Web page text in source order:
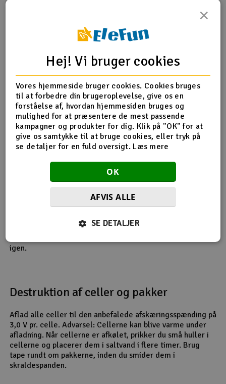
Kombiner aldrig forskellige cellestørrelser eller
kapaciteter i den samme pakke
Tag aldrig batteriet ud af PCM-beskyttelsen, mens
Cellerne må aldrig gå under 3V pr. celle. Et batteri
med 2 celler bør ikke være under 6V og et batteri
med 3 celler bør ikke være under 9V. Dette er
vigtigt ved indstilling af afskæringen på regulatoren
Batterierne bør ikke opbevares fuldt opladet, men
cirka 40 % opladet
Beskadigede celler eller pakker
Hvis cellerne eller pakken er involveret i et styrt, skal du
gøre følgende: Undersøg cellerne, ledningerne og stik for
mulige kortslutninger. Hvis der er nogen tvivl, så klip alle
ledninger fra cellerne og pakken. Hvis cellerne er synligt
igen.
Destruktion af celler og pakker
Aflad alle celler til den anbefalede afskæringsspænding på
3,0 V pr. celle. Advarsel: Cellerne kan blive varme under
afladning. Når cellerne er afkølet, prikker du små huller i
cellerne og placerer dem i saltvand i flere timer. Brug
tape rundt om pakkerne, inden du smider dem i
skraldespanden.
×
Hej! Vi bruger cookies
Vores hjemmeside bruger cookies. Cookies bruges
til at forbedre din brugeroplevelse, give os en
forståelse af, hvordan hjemmesiden bruges og
mulighed for at præsentere de mest passende
kampagner og produkter for dig. Klik på "OK" for at
give os samtykke til at bruge cookies, eller tryk på
se detaljer for en fuld oversigt. Læs mere
OK
AFVIS ALLE
SE DETALJER